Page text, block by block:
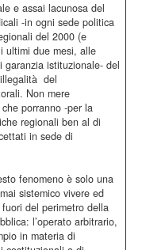
e assai lacunosa del
-in ogni sede politica
del 2000 (e
ultimi due mesi, alle
istituzionale- del
del
Non mere
porranno -per la
regionali ben al di
in sede di
fenomeno è solo una
sistemico vivere ed
del perimetro della
l’operato arbitrario,
in materia di